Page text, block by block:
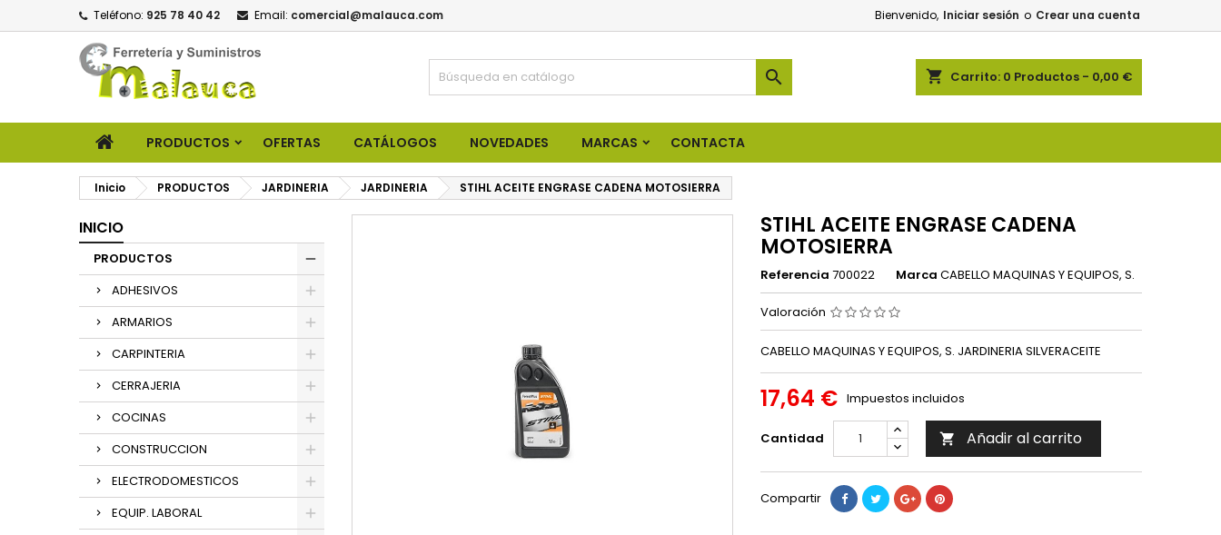
Teléfono: 925 78 40 42 Email: comercial@malauca.com Bienvenido, Iniciar sesión o Crear una cuenta
shopping_cart Carrito: 0 Productos - 0,00 €

PRODUCTOS OFERTAS CATÁLOGOS NOVEDADES MARCAS CONTACTA
Inicio PRODUCTOS JARDINERIA JARDINERIA STIHL ACEITE ENGRASE CADENA MOTOSIERRA
INICIO
PRODUCTOS
ADHESIVOS
ARMARIOS
CARPINTERIA
CERRAJERIA
COCINAS
CONSTRUCCION
ELECTRODOMESTICOS
EQUIP. LABORAL
STIHL ACEITE ENGRASE CADENA
MOTOSIERRA
Referencia 700022 Marca CABELLO MAQUINAS Y EQUIPOS, S.
Valoración
CABELLO MAQUINAS Y EQUIPOS, S. JARDINERIA SILVERACEITE
17,64 € Impuestos incluidos
Cantidad  Añadir al carrito
Compartir